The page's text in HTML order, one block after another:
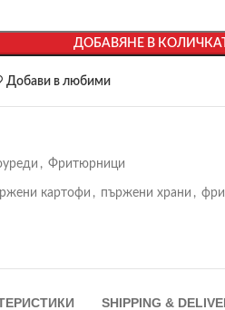
ДОБАВЯНЕ В
Добави в любими
, Фритюрници
картофи , пържени храни ,
SHIPPING &